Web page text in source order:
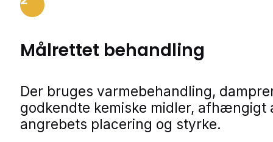
Målrettet behandling
Der bruges varmebehandling,
godkendte kemiske midler, afhængigt
angrebets placering og styrke.